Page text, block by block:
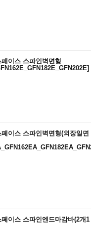
이스 스파인벽면형
이스 스파인벽면형(외장일면
이스 스파인엔드마감바(2개1